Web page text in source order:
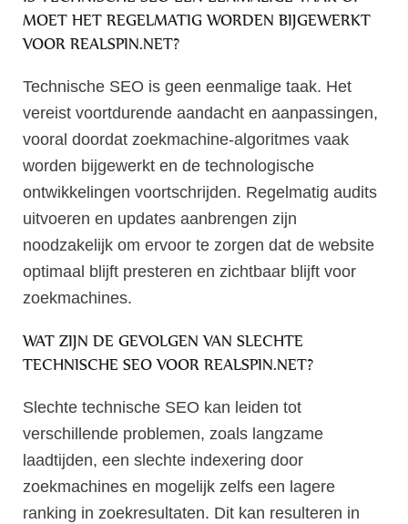
MOET HET REGELMATIG WORDEN BIJGEWERKT
VOOR REALSPIN.NET?
Technische SEO is geen eenmalige taak. Het
vereist voortdurende aandacht en aanpassingen,
vooral doordat zoekmachine-algoritmes vaak
worden bijgewerkt en de technologische
ontwikkelingen voortschrijden. Regelmatig audits
uitvoeren en updates aanbrengen zijn
noodzakelijk om ervoor te zorgen dat de website
optimaal blijft presteren en zichtbaar blijft voor
zoekmachines.
WAT ZIJN DE GEVOLGEN VAN SLECHTE
TECHNISCHE SEO VOOR REALSPIN.NET?
Slechte technische SEO kan leiden tot
verschillende problemen, zoals langzame
laadtijden, een slechte indexering door
zoekmachines en mogelijk zelfs een lagere
ranking in zoekresultaten. Dit kan resulteren in